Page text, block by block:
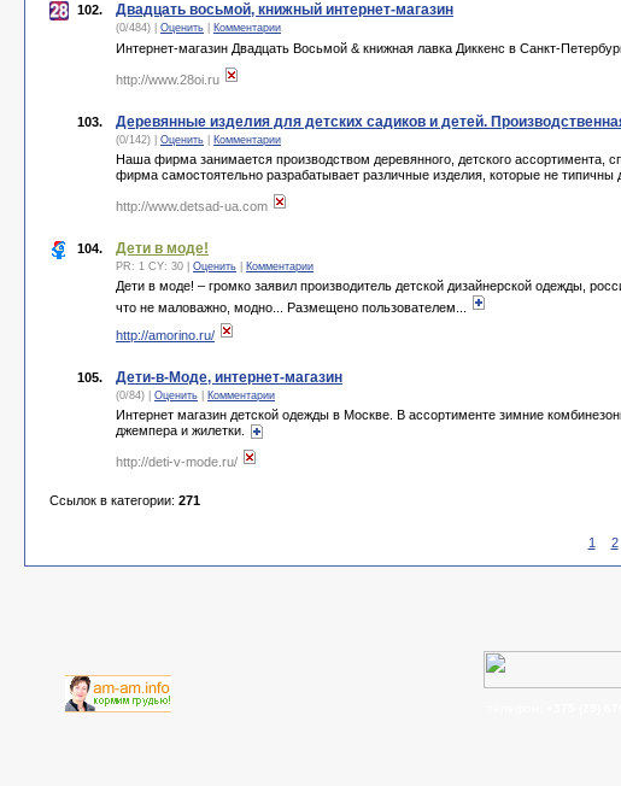
102. Двадцать восьмой, книжный интернет-магазин
(0/484) | Оценить Комментарии
Интернет-магазин Двадцать Восьмой & книжная лавка Диккенс в Санкт-
http://www.28oi.ru
103. Деревянные изделия для детских садиков и детей.
(0/142) | Оценить Комментарии
Наша фирма занимается производством деревянного, детского ассортимента,
фирма самостоятельно разрабатывает различные изделия, которые не
http://www.detsad-ua.com
104. Дети в моде!
PR: 1 CY: 30 | Оценить Комментарии
Дети в моде! – громко заявил производитель детской дизайнерской одежды,
что не маловажно, модно... Размещено пользователем...
http://amorino.ru/
105. Дети-в-Моде, интернет-магазин
(0/84) | Оценить Комментарии
Интернет магазин детской одежды в Москве. В ассортименте зимние
джемпера и жилетки.
http://deti-v-mode.ru/
Ссылок в категории: 271
1 2